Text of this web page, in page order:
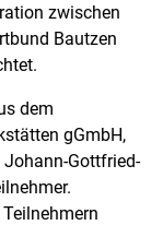
zwischen
Bautzen
dem
gGmbH,
Gottfried-